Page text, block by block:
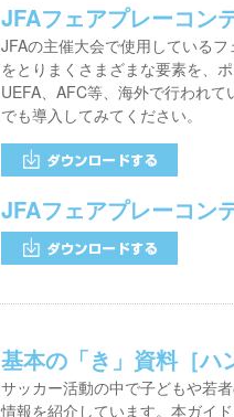
JFAフェアプレーコン
JFAの主催大会で使用している
をとりまくさまざまな要素を、
UEFA、AFC等、海外で行われ
でも導入してみてください。
JFAフェアプレーコン
基本の「き」資料［ハ
サッカー活動の中で子どもや若
情報を紹介しています。本ガイ